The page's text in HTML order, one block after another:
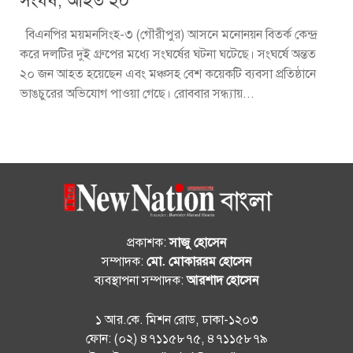
বিএনপির ময়মনসিংহ-৩ (গৌরীপুর) আসনে মনোনয়ন বিতর্ক কেন্দ্র
করে দলটির দুই গ্রুপের মধ্যে সংঘর্ষের ঘটনা ঘটেছে। সংঘর্ষে অন্তত
২০ জন আহত হয়েছেন এবং মঞ্চসহ বেশ কয়েকটি ব্যবসা প্রতিষ্ঠানে
ভাঙচুরের অভিযোগ পাওয়া গেছে। রোববার সন্ধ্যায়...
প্রকাশক:সাজু হোসেন
সম্পাদক: মো. মোকাররম হোসেন
ব্যবস্থাপনা সম্পাদক:আরশাদ হোসেন
১ আর.কে. মিশন রোড, ঢাকা-১২০৩
ফোন: (০২) ৪৭১১৫৮৭৫, ৪৭১১৫৮৭৯